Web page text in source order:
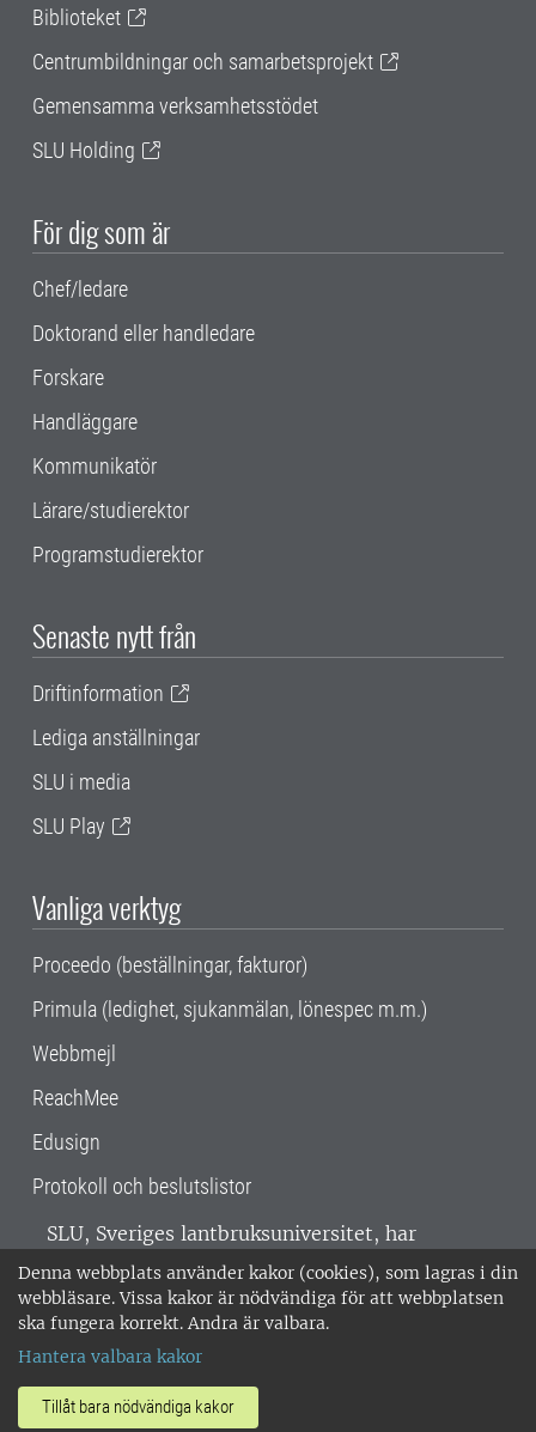
Denna webbplats använder kakor (cookies), som lagras i din
webbläsare. Vissa kakor är nödvändiga för att webbplatsen
ska fungera korrekt. Andra är valbara.
Hantera valbara kakor
Tillåt bara nödvändiga kakor
Biblioteket
Centrumbildningar och samarbetsprojekt
Gemensamma verksamhetsstödet
SLU Holding
För dig som är
Chef/ledare
Doktorand eller handledare
Forskare
Handläggare
Kommunikatör
Lärare/studierektor
Programstudierektor
Senaste nytt från
Driftinformation
Lediga anställningar
SLU i media
SLU Play
Vanliga verktyg
Proceedo (beställningar, fakturor)
Primula (ledighet, sjukanmälan, lönespec m.m.)
Webbmejl
ReachMee
Edusign
Protokoll och beslutslistor
SLU, Sveriges lantbruksuniversitet, har
verksamhet över hela Sverige. Huvudorter är
Alnarp, Uppsala och Umeå.SLU är
miljöcertifierat enligt ISO 14001. •
018-67 10 00 • Org nr: 202100-2817 •
Om SLU:s webbplatser